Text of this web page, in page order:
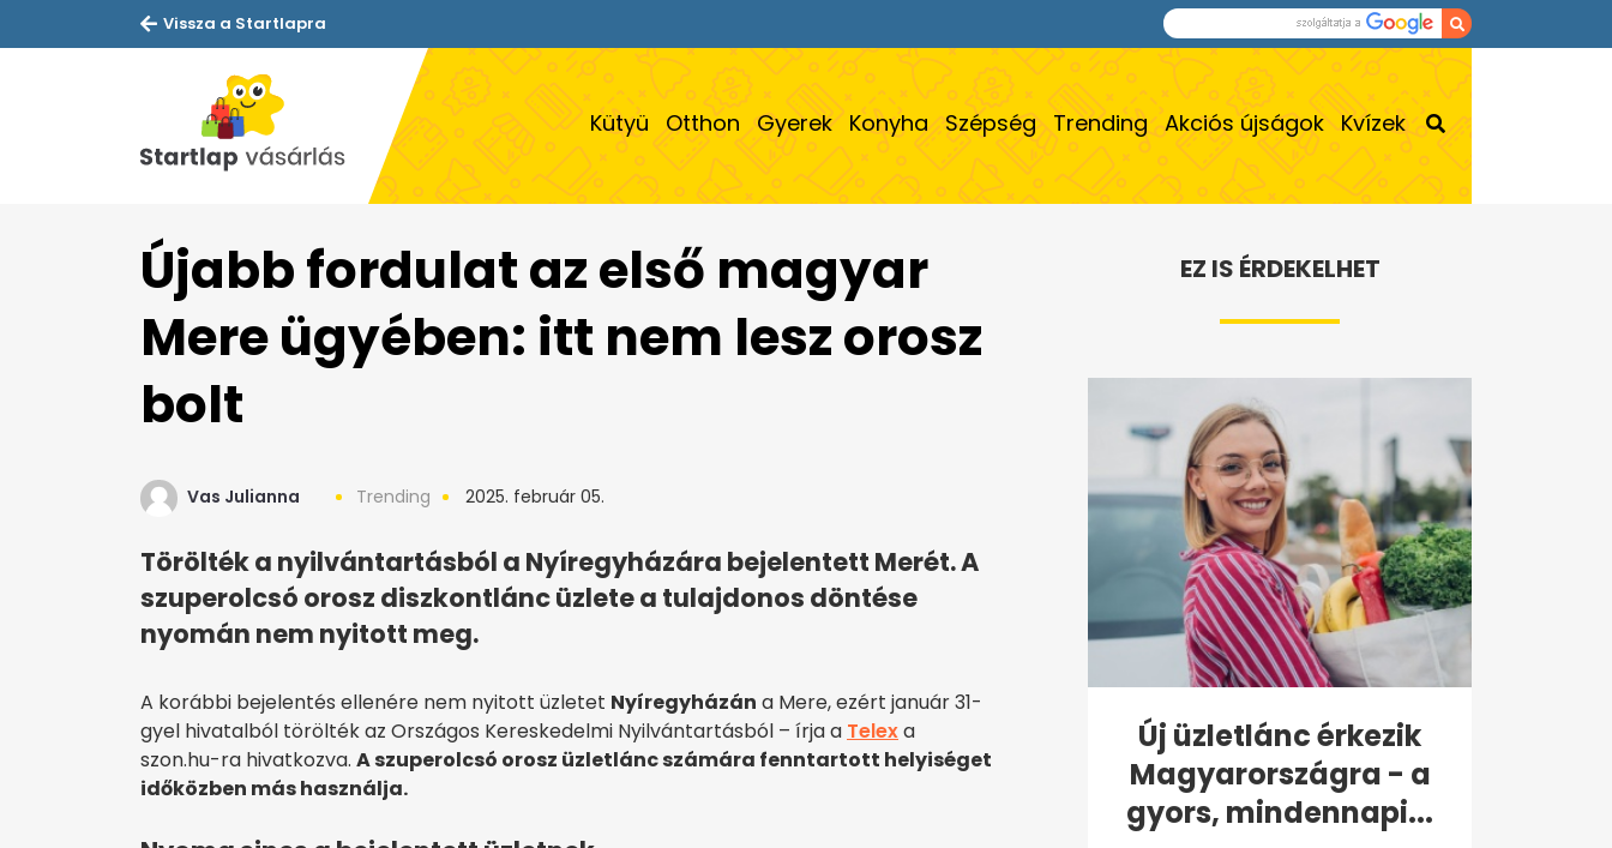
Vissza a Startlapra
Kütyü Otthon Gyerek Konyha Szépség Trending Akciós újságok Kvízek
Újabb fordulat az első magyar
Mere ügyében: itt nem lesz orosz
bolt
Vas Julianna Trending 2025. február 05.
Törölték a nyilvántartásból a Nyíregyházára bejelentett Merét. A
szuperolcsó orosz diszkontlánc üzlete a tulajdonos döntése
nyomán nem nyitott meg.
A korábbi bejelentés ellenére nem nyitott üzletet Nyíregyházán a Mere, ezért január 31-
gyel hivatalból törölték az Országos Kereskedelmi Nyilvántartásból – írja a Telexa
szon.hu-ra hivatkozva. A szuperolcsó orosz üzletlánc számára fenntartott helyiséget
időközben más használja.
EZ IS ÉRDEKELHET
Új üzletlánc érkezik
Magyarországra - a
gyors, mindennapi...